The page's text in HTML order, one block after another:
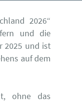
2026“
und die
2025 und ist
auf dem
ohne das